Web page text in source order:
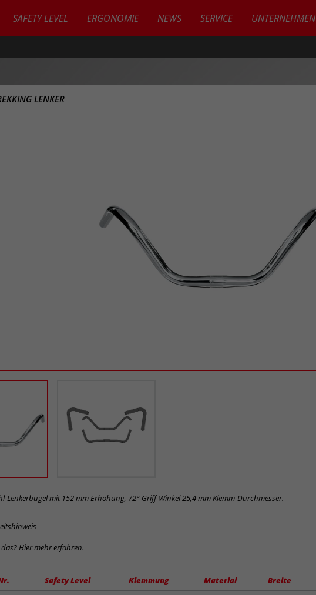
SAFETY LEVEL ERGONOMIE NEWS SERVICE UNTERNEHMEN
LENKER
Lenkerbügel mit 152 mm Erhöhung, 72° Griff-Winkel 25,4 mm Klemm-Durchmesser.
das? Hier mehr erfahren.
Safety Level Klemmung Material Breite